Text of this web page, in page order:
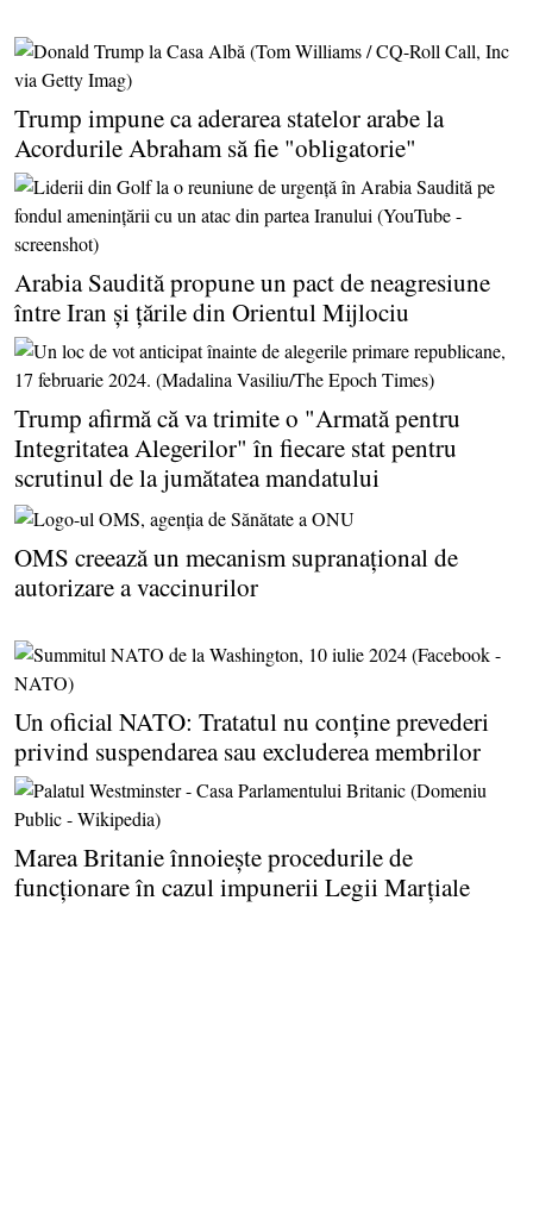
Trump impune ca aderarea statelor arabe la
Acordurile Abraham să fie "obligatorie"
Arabia Saudită propune un pact de neagresiune
între Iran şi ţările din Orientul Mijlociu
Trump afirmă că va trimite o "Armată pentru
Integritatea Alegerilor" în fiecare stat pentru
scrutinul de la jumătatea mandatului
OMS creează un mecanism supranaţional de
autorizare a vaccinurilor
Un oficial NATO: Tratatul nu conţine prevederi
privind suspendarea sau excluderea membrilor
Marea Britanie înnoieşte procedurile de
funcţionare în cazul impunerii Legii Marţiale